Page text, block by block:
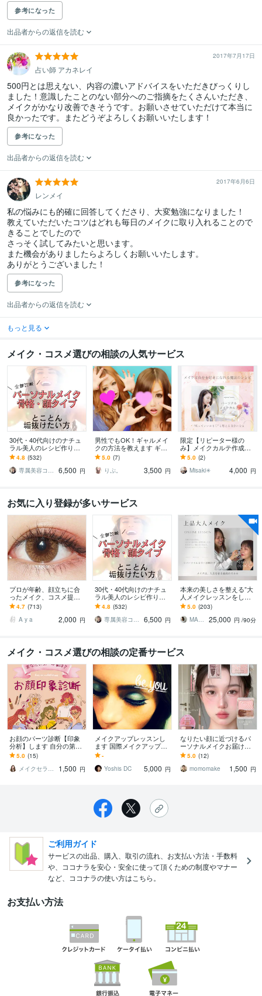
参考になった
出品者からの返信を読む
2017年7月17日
占い師 アカネレイ
500円とは思えない、内容の濃いアドバイスをいただきびっくりし
ました！意識したことのない部分へのご指摘をたくさんいただき、
メイクがかなり改善できそうです。お願いさせていただけて本当に
良かったです。またどうぞよろしくお願いいたします！
参考になった
出品者からの返信を読む
2017年6月6日
レンメイ
私の悩みにも的確に回答してくださり、大変勉強になりました！
教えていただいたコツはどれも毎日のメイクに取り入れることので
きることでしたので
さっそく試してみたいと思います。
また機会がありましたらよろしくお願いいたします。
ありがとうございました！
参考になった
出品者からの返信を読む
もっと見る
メイク・コスメ選びの相談の人気サービス
30代・40代向けのナチュ
ラル美人のレシピ作りま
す “整えメイク”アドバイ
ス｜大人のためのシンプ
ルメイク術
4.8 (532)
専属美容コーチ☆Moe
6,500 円
男性でもOK！ギャルメイ
クの方法を教えます ギャ
ルメイク一度はしてみた
い！ギャルに憧れがあ
る！方向け
5.0 (7)
りぷ。
3,500 円
限定【リピーター様の
み】メイクカルテ作成し
ます 診断結果に合わせて
似合わせメイクを提案し
ます
5.0 (2)
Misaki✳︎
4,000 円
お気に入り登録が多いサービス
プロが年齢、顔立ちに合
ったメイク、コスメ提案
します 【垢抜け応援】初
心者さん大歓迎！ 今の自
分に合うメイク更新♪
4.7 (713)
A y a
2,000 円
30代・40代向けのナチュ
ラル美人のレシピ作りま
す “整えメイク”アドバイ
ス｜大人のためのシンプ
ルメイク術
4.8 (532)
専属美容コーチ☆Moe
6,500 円
本来の美しさを整える”大
人メイクレッスンをしま
す メイク迷子卒業。カラ
ー診断×コスメ、スキンケ
アメイク完全提案
5.0 (203)
MAKI｜大人のメイク講師
25,000 円 /90分
メイク・コスメ選びの相談の定番サービス
お顔のパーツ診断【印象
分析】します 自分の第一
印象を知ってコミュニケ
ーション上手に
5.0 (15)
メイクセラピストserina
1,500 円
メイクアップレッスンし
ます 国際メイクアップア
ーティスト認定メイクレ
ッスンします
-
Yoshis DC
5,000 円
なりたい顔に近づけるパ
ーソナルメイクお届けし
ます お試し価格！キャン
ペーン 残り3名様！
5.0 (12)
momomake
1,500 円
ご利用ガイド
サービスの出品、購入、取引の流れ、お支払い方法・手数料
や、ココナラを安心・安全に使って頂くための制度やマナー
など、ココナラの使い方はこちら。
お支払い方法